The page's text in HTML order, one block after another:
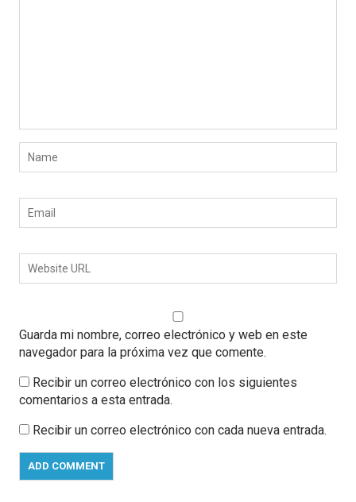
Guarda mi nombre, correo electrónico y web en este
navegador para la próxima vez que comente.
Recibir un correo electrónico con los siguientes
comentarios a esta entrada.
Recibir un correo electrónico con cada nueva entrada.